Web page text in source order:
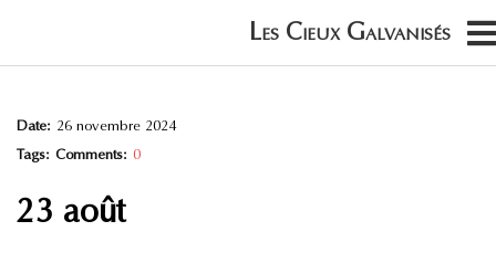
Date: 26 novembre 2024
Tags: Comments: 0
23 août